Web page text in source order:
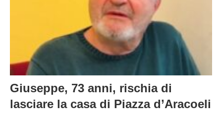
Giuseppe, 73 anni, rischia di
lasciare la casa di Piazza d’Aracoeli
ARTICOLI RECENTI